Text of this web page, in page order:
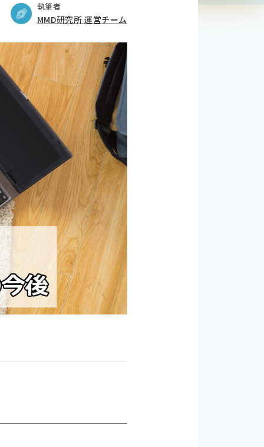
執筆者
MMD研究所 運営チーム